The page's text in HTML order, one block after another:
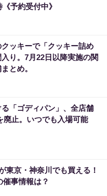
予約受付中》
ッキーで「クッキー詰め
り。7月22日以降実施の関
とめ。
「ゴディパン」、全店舗
廃止。いつでも入場可能
東京・神奈川でも買える！
催事情報は？